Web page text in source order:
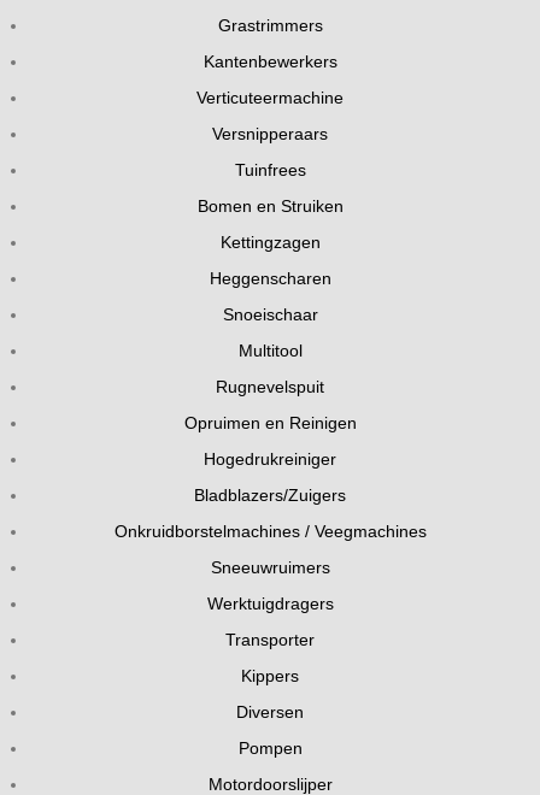
Grastrimmers
Kantenbewerkers
Verticuteermachine
Versnipperaars
Tuinfrees
Bomen en Struiken
Kettingzagen
Heggenscharen
Snoeischaar
Multitool
Rugnevelspuit
Opruimen en Reinigen
Hogedrukreiniger
Bladblazers/Zuigers
Onkruidborstelmachines / Veegmachines
Sneeuwruimers
Werktuigdragers
Transporter
Kippers
Diversen
Pompen
Motordoorslijper